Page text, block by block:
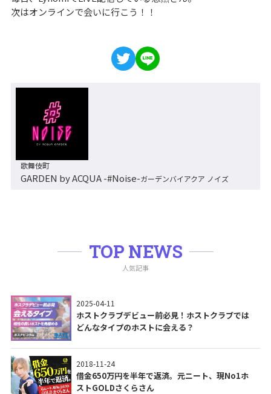
次はオンラインで会いに行こう！！
歌舞伎町
GARDEN by ACQUA -#Noise-ガーデンバイアクア ノイズ
TOP NEWS
人気記事
2025-04-11
ホストクラブデビュー前必見！ホストクラブでは
どんなタイプのホストに会える？
2018-11-24
借金650万円を半年で返済。元ニート、現No1ホ
ストGOLDさくらさん